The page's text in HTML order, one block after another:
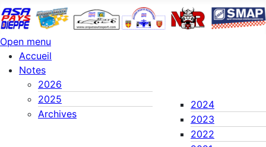
Open menu
Accueil
Notes
2026
2025
Archives
2024
2023
2022